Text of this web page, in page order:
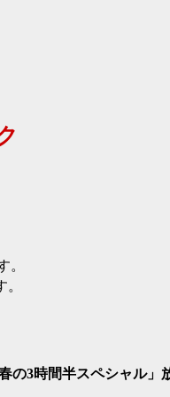
。
の3時間半スペシャル」